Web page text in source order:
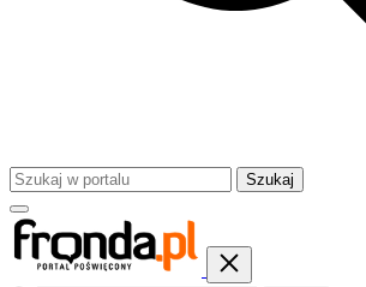
Szukaj